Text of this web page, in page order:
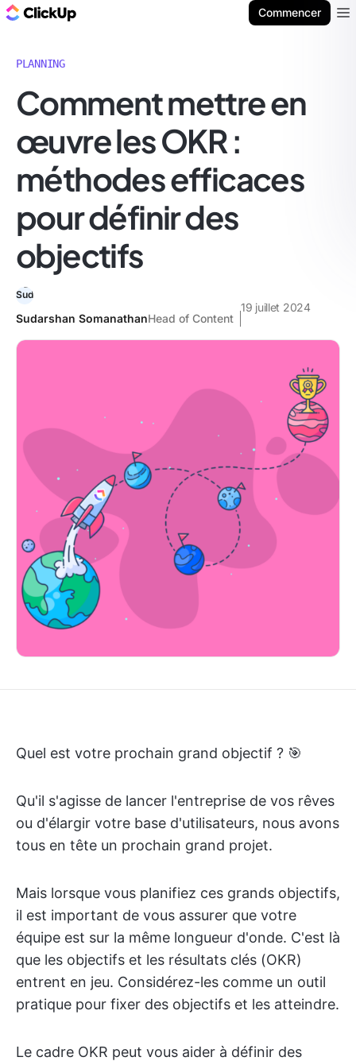
Commencer
PLANNING
Comment mettre en
œuvre les OKR :
méthodes efficaces
pour définir des
objectifs
Sudarshan SomanathanHead of Content
19 juillet 2024
Quel est votre prochain grand objectif ? 🎯
Qu'il s'agisse de lancer l'entreprise de vos rêves
ou d'élargir votre base d'utilisateurs, nous avons
tous en tête un prochain grand projet.
Mais lorsque vous planifiez ces grands objectifs,
il est important de vous assurer que votre
équipe est sur la même longueur d'onde. C'est là
que les objectifs et les résultats clés (OKR)
entrent en jeu. Considérez-les comme un outil
pratique pour fixer des objectifs et les atteindre.
Le cadre OKR peut vous aider à définir des